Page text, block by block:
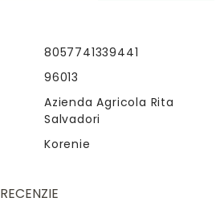
8057741339441
96013
Azienda Agricola Rita
Salvadori
Korenie
RECENZIE